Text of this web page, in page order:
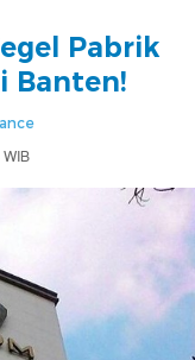
Pabrik
Banten!